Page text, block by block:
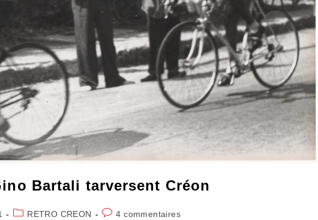
Bartali tarversent Créon
PostRETRO CREON
Commentaires
4 commentaires